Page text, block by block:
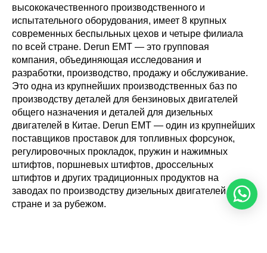
высококачественного производственного и
испытательного оборудования, имеет 8 крупных
современных беспыльных цехов и четыре филиала
по всей стране. Derun EMT — это групповая
компания, объединяющая исследования и
разработки, производство, продажу и обслуживание.
Это одна из крупнейших производственных баз по
производству деталей для бензиновых двигателей
общего назначения и деталей для дизельных
двигателей в Китае. Derun EMT — один из крупнейших
поставщиков проставок для топливных форсунок,
регулировочных прокладок, пружин и нажимных
штифтов, поршневых штифтов, дроссельных
штифтов и других традиционных продуктов на
заводах по производству дизельных двигателей в
стране и за рубежом.